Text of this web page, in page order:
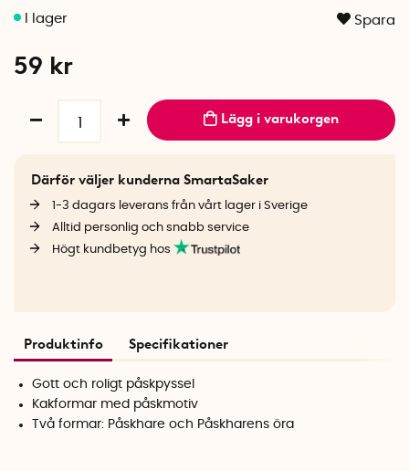
Spara
59 kr
Lägg i varukorgen
Därför väljer kunderna SmartaSaker
1-3 dagars leverans från vårt lager i Sverige
Alltid personlig och snabb service
Högt kundbetyg hos
Produktinfo Specifikationer
Gott och roligt påskpyssel
Kakformar med påskmotiv
Två formar: Påskhare och Påskharens öra